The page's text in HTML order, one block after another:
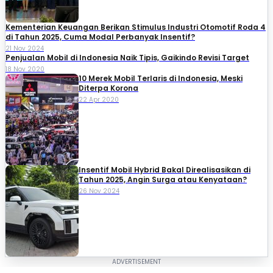
Kementerian Keuangan Berikan Stimulus Industri Otomotif Roda 4
di Tahun 2025, Cuma Modal Perbanyak Insentif?
21 Nov 2024
Penjualan Mobil di Indonesia Naik Tipis, Gaikindo Revisi Target
18 Nov 2020
10 Merek Mobil Terlaris di Indonesia, Meski
Diterpa Korona
22 Apr 2020
Insentif Mobil Hybrid Bakal Direalisasikan di
Tahun 2025, Angin Surga atau Kenyataan?
26 Nov 2024